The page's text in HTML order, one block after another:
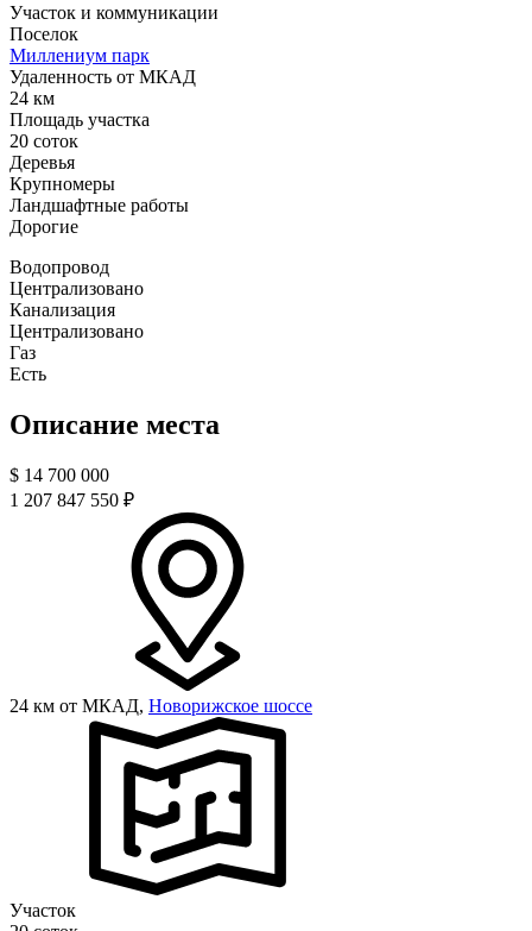
Участок и коммуникации
Поселок
Миллениум парк
Удаленность от МКАД
24 км
Площадь участка
20 соток
Деревья
Крупномеры
Ландшафтные работы
Дорогие
Водопровод
Централизовано
Канализация
Централизовано
Газ
Есть
Описание места
$ 14 700 000
1 207 847 550 ₽
24 км от МКАД, Новорижское шоссе
Участок